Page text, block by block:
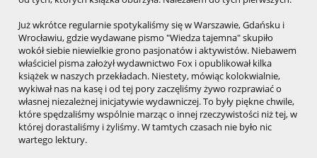
Już wkrótce regularnie spotykaliśmy się w Warszawie, Gdańsku i
Wrocławiu, gdzie wydawane pismo "Wiedza tajemna" skupiło
wokół siebie niewielkie grono pasjonatów i aktywistów. Niebawem
właściciel pisma założył wydawnictwo Fox i opublikował kilka
książek w naszych przekładach. Niestety, mówiąc kolokwialnie,
wykiwał nas na kasę i od tej pory zaczęliśmy żywo rozprawiać o
własnej niezależnej inicjatywie wydawniczej. To były piękne chwile,
które spędzaliśmy wspólnie marząc o innej rzeczywistości niż tej, w
której dorastaliśmy i żyliśmy. W tamtych czasach nie było nic
wartego lektury.